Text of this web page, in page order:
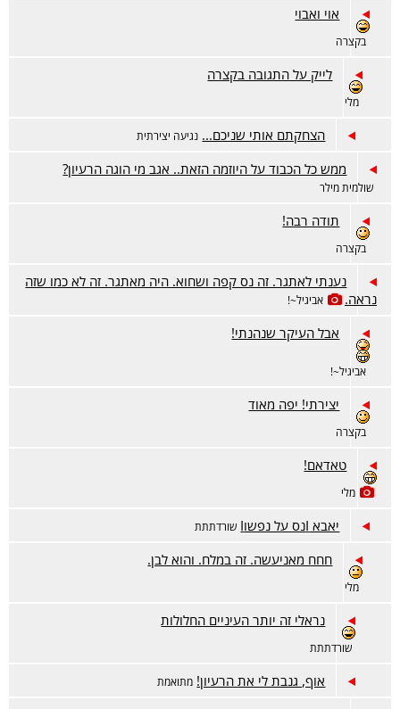
אוי ואבוי
בקצרה
לייק על התגובה בקצרה
מלי
הצחקתם אותי שניכם... נגיעה יצירתית
ממש כל הכבוד על היוזמה הזאת.. אגב מי הוגה הרעיון?
שולמית מילר
תודה רבה!
בקצרה
נענתי לאתגר. זה נס קפה ושחוא. היה מאתגר. זה לא כמו שזה
נראה.
אביגיל~!
אבל העיקר שנהנתי!
אביגיל~!
יצירתי! יפה מאוד
בקצרה
טאדאם!
מלי
יאבא Iנס על נפשוI שורדתתת
חחח מאניעשה. זה במלח. והוא לבן.
מלי
נראלי זה יותר העיניים החלולות
שורדתתת
אוף, גנבת לי את הרעיון! מתואמת